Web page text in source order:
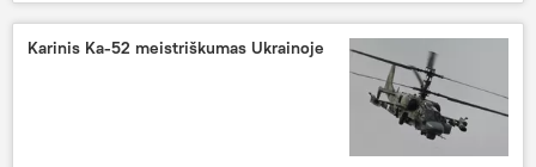
Pasaulyje
JAV Ukraina
Karinis Ka-52 meistriškumas Ukrainoje